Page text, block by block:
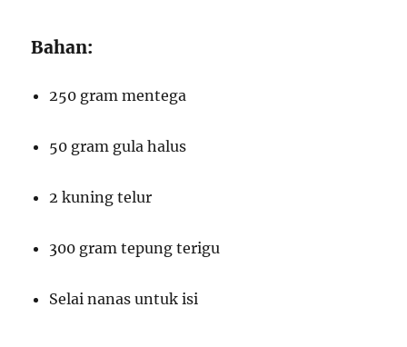
Bahan:
250 gram mentega
50 gram gula halus
2 kuning telur
300 gram tepung terigu
Selai nanas untuk isi